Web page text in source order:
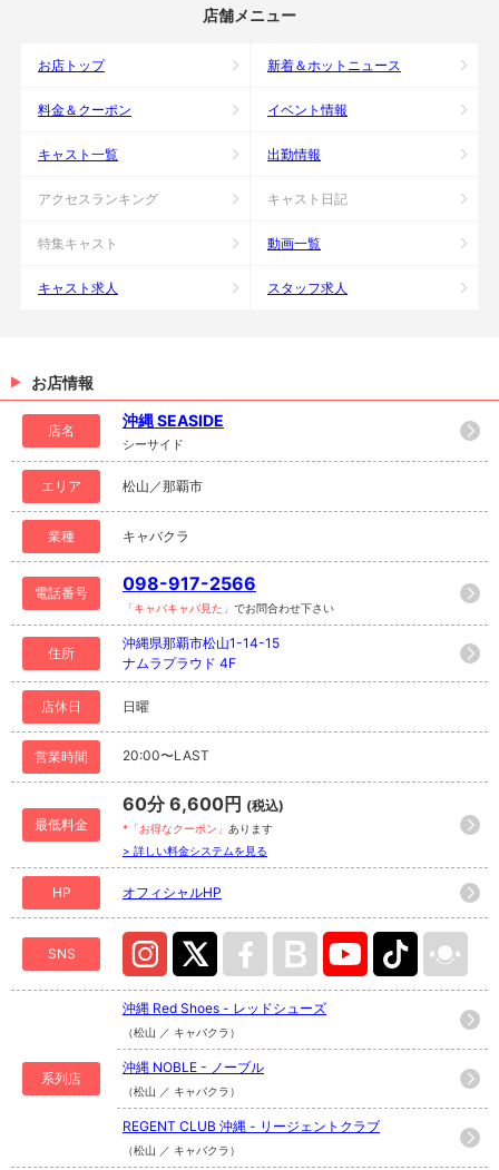
店舗メニュー
お店トップ 新着＆ホットニュース
料金＆クーポン イベント情報
キャスト一覧 出勤情報
アクセスランキング キャスト日記
特集キャスト 動画一覧
キャスト求人 スタッフ求人
お店情報
店名
沖縄 SEASIDE
シーサイド
エリア 松山／那覇市
業種 キャバクラ
電話番号 098-917-2566
「キャバキャバ見た」 でお問合わせ下さい
住所
沖縄県那覇市松山1-14-15
ナムラプラウド 4F
店休日 日曜
営業時間 20:00〜LAST
最低料金
60分 6,600円 (税込)
*「お得なクーポン」 あります
> 詳しい料金システムを見る
HP オフィシャルHP
SNS
系列店
沖縄 Red Shoes - レッドシューズ
（松山 ／ キャバクラ）
沖縄 NOBLE - ノーブル
（松山 ／ キャバクラ）
REGENT CLUB 沖縄 - リージェントクラブ
（松山 ／ キャバクラ）